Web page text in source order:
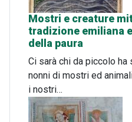
Mostri e creature
tradizione emiliana
della paura
Ci sarà chi da piccolo
nonni di mostri ed
i nostri…